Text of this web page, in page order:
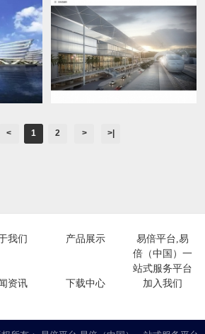
< 1 2 > >|
我们 产品展示
易倍平台,易
倍（中国）一
站式服务平台
资讯 下载中心 加入我们